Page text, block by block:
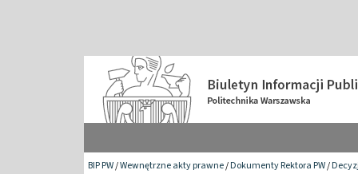
BIP PW/Wewnętrzne akty prawne/Dokumenty Rektora PW/